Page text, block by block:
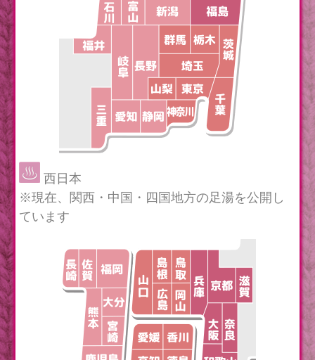
西日本
※現在、関西・中国・四国地方の足湯を公開し
ています